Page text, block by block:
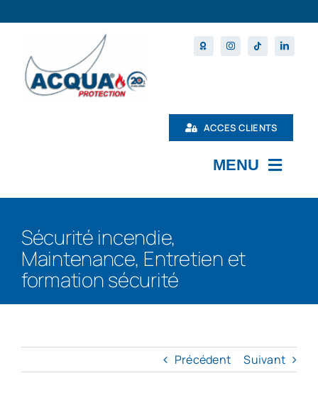
ACCES CLIENTS
MENU
Sécurité incendie,
Maintenance, Entretien et
formation sécurité
Précédent Suivant